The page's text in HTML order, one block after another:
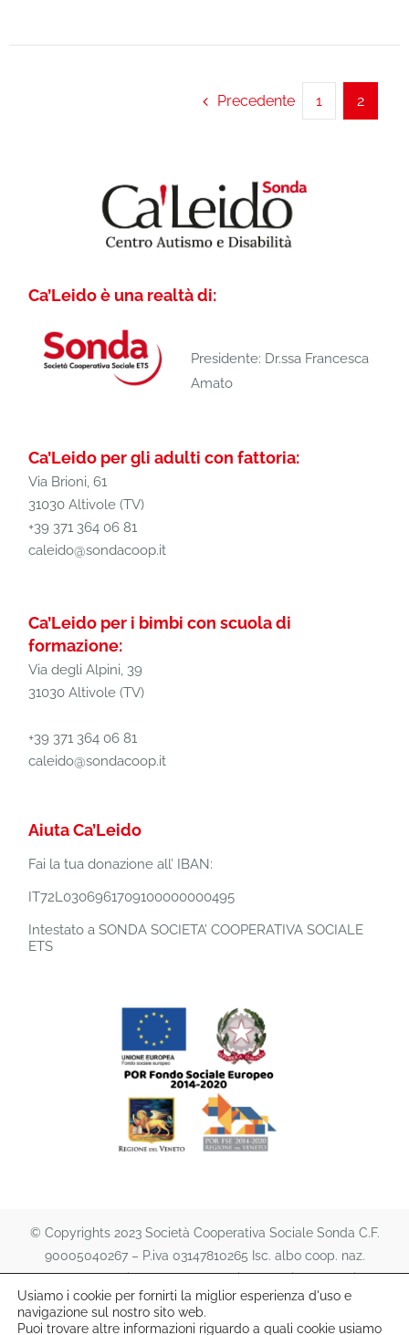
Precedente 1 2
Ca’Leido è una realtà di:
Presidente: Dr.ssa Francesca
Amato
Ca’Leido per gli adulti con fattoria:
Via Brioni, 61
31030 Altivole (TV)
+39 371 364 06 81
caleido@sondacoop.it
Ca’Leido per i bimbi con scuola di
formazione:
Via degli Alpini, 39
31030 Altivole (TV)
+39 371 364 06 81
caleido@sondacoop.it
Aiuta Ca’Leido
Fai la tua donazione all’ IBAN:
IT72L0306961709100000000495
Intestato a SONDA SOCIETA’ COOPERATIVA SOCIALE
ETS
© Copyrights 2023 Società Cooperativa Sociale Sonda C.F.
90005040267 – P.iva 03147810265 Isc. albo coop. naz.
A151474 | All rights reserved. |Privacy PolicyeCookie
Policy |lafutura s.a.s.
Usiamo i cookie per fornirti la miglior esperienza d'uso e
navigazione sul nostro sito web.
Puoi trovare altre informazioni riguardo a quali cookie usiamo